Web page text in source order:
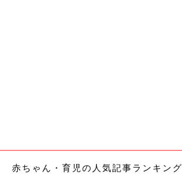
赤ちゃん・育児の人気記事ランキング